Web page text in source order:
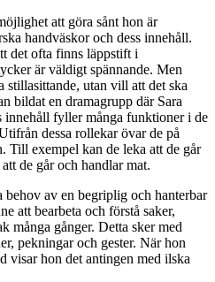
att göra sånt hon är
handväskor och dess innehåll.
det ofta finns läppstift i
är väldigt spännande. Men
stillasittande, utan vill att det ska
bildat en dramagrupp där Sara
innehåll fyller många funktioner i de
dessa rollekar övar de på
Till exempel kan de leka att de går
de går och handlar mat.
av en begriplig och hanterbar
att bearbeta och förstå saker,
många gånger. Detta sker med
pekningar och gester. När hon
visar hon det antingen med ilska